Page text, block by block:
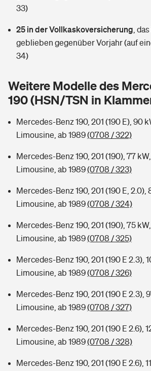
Hochwasser-Check: Wie gefährdet ist Ihr
Wer versichert was: Jetzt Versicherer finden
Sie haben Fragen?
Handyversicherung
Private Cyberversicherung
Musikinstrumentenversicherung
Zur Übersicht
Typklassen: So ist Ihr Auto eingestuft
Sie haben Fragen?
Wer versichert was: Jetzt Versicherer finden
Sie haben Fragen?
Rentenrechner: Wie viel Geld bekomme ich
33)
25 in der Vollkaskoversicherung
geblieben gegenüber Vorjahr (auf
34)
Weitere Modelle des
190 (HSN/TSN in
Mercedes-Benz 190, 201 (190 E), 90
Limousine, ab 1989(0708 / 322)
Mercedes-Benz 190, 201 (190), 77
Limousine, ab 1989(0708 / 323)
Mercedes-Benz 190, 201 (190 E, 2.0),
Limousine, ab 1989(0708 / 324)
Mercedes-Benz 190, 201 (190), 75
Limousine, ab 1989(0708 / 325)
Mercedes-Benz 190, 201 (190 E 2.3),
Limousine, ab 1989(0708 / 326)
Mercedes-Benz 190, 201 (190 E 2.3),
Limousine, ab 1989(0708 / 327)
Mercedes-Benz 190, 201 (190 E 2.6),
Limousine, ab 1989(0708 / 328)
Mercedes-Benz 190, 201 (190 E 2.6),